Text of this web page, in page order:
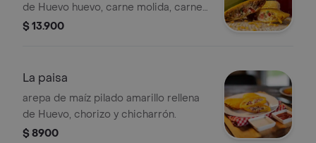
de Huevo huevo, carne molida, carne
desmechada, costilla BBQ, tomate y
$ 13.900
La paisa
arepa de maíz pilado amarillo rellena
de Huevo, chorizo y chicharrón.
$ 8900